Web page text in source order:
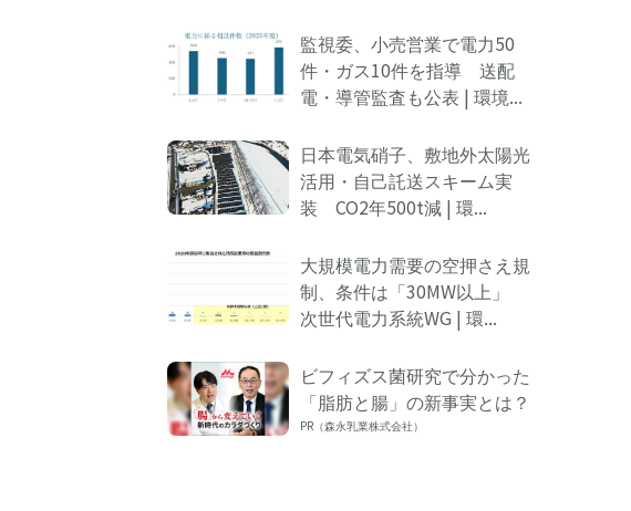
監視委、小売営業で電力50
件・ガス10件を指導 送配
電・導管監査も公表 | 環境...
日本電気硝子、敷地外太陽光
活用・自己託送スキーム実
装 CO2年500t減 | 環...
大規模電力需要の空押さえ規
制、条件は「30MW以上」
次世代電力系統WG | 環...
ビフィズス菌研究で分かった
「脂肪と腸」の新事実とは？
PR（森永乳業株式会社）